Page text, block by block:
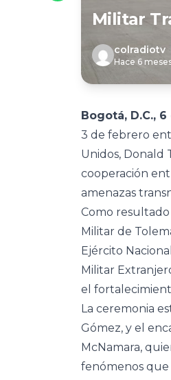
Militar
colradiotv
Hace 6
Bogotá, D.C.,
3 de febrero
Unidos, Donald
cooperación
amenazas
Como
Militar de
Ejército
Militar
el
La ceremonia
Gómez, y el
McNamara,
fenómenos que